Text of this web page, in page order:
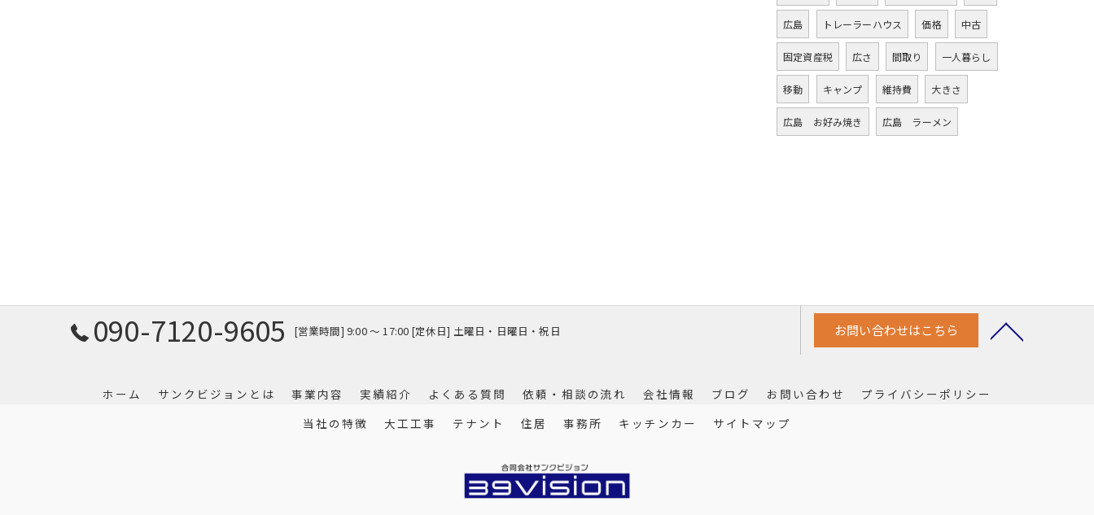
広島 トレーラーハウス 価格 中古
固定資産税 広さ 間取り 一人暮らし
移動 キャンプ 維持費 大きさ
広島 お好み焼き 広島 ラーメン
090-7120-9605 [営業時間] 9:00 〜 17:00 [定休日] 土曜日・日曜日・祝日 お問い合わせはこちら
ホーム サンクビジョンとは 事業内容 実績紹介 よくある質問 依頼・相談の流れ 会社情報 ブログ お問い合わせ
プライバシーポリシー
当社の特徴
大工工事 テナント 住居 事務所 キッチンカー サイトマップ